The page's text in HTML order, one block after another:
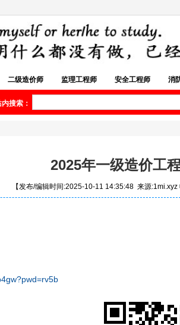
二级造价师 监理工程师 安全工程师 消
内搜索：
2025年一级造价工
【发布/编辑时间:2025-10-11 14:35:48 来源